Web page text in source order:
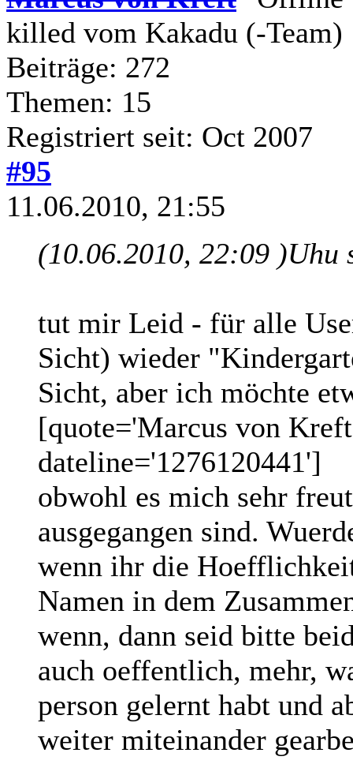
killed vom Kakadu (-Team)
Beiträge: 272
Themen: 15
Registriert seit: Oct 2007
#95
11.06.2010, 21:55
(10.06.2010, 22:09 )Uhu
tut mir Leid - für alle
Sicht) wieder
Sicht, aber ich möchte
[quote='Marcus von
dateline='1276120441']
obwohl es mich sehr
ausgegangen sind.
wenn ihr die
Namen in dem
wenn, dann seid bitte
auch oeffentlich, mehr,
person gelernt habt und
weiter miteinander